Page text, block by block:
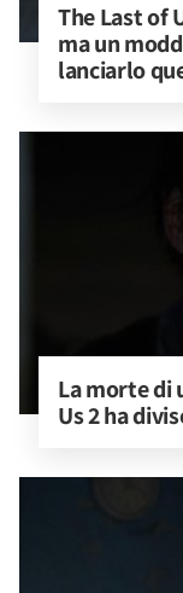
The Last of
ma un
lanciarlo
La morte di
Us 2 ha